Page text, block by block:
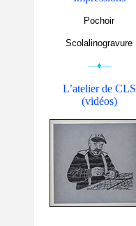
Pochoir
Scolalinogravure
—♦—
L’atelier de CLS
(vidéos)